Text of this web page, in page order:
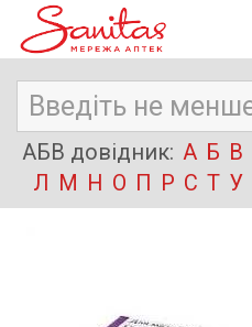
АБВ довідник: А Б В
Л М Н О П Р С Т У